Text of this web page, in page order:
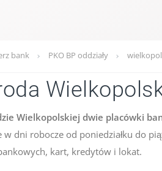
bank PKO BP oddziały
Wielkopolskiej dwie placówki
w dni robocze od poniedziałku do
kart, kredytów i lokat.